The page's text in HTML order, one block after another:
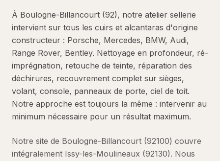
À Boulogne-Billancourt (92), notre atelier sellerie
intervient sur tous les cuirs et alcantaras d'origine
constructeur : Porsche, Mercedes, BMW, Audi,
Range Rover, Bentley. Nettoyage en profondeur, ré-
imprégnation, retouche de teinte, réparation des
déchirures, recouvrement complet sur sièges,
volant, console, panneaux de porte, ciel de toit.
Notre approche est toujours la même : intervenir au
minimum nécessaire pour un résultat maximum.
Notre site de Boulogne-Billancourt (92100) couvre
intégralement Issy-les-Moulineaux (92130). Nous